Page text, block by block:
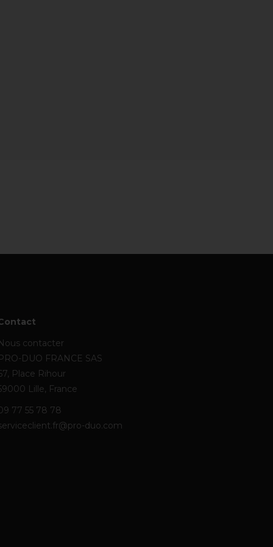
contacter
DUO FRANCE SAS
Place Rihour
Lille, France
77 55 78 78
duo.com